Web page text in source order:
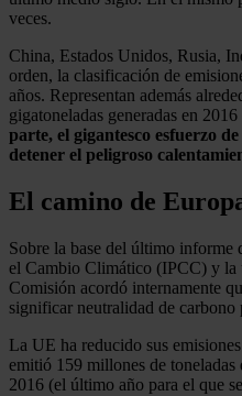
veces.
China, Estados Unidos, Rusia,
orden, la clasificación de
años. Representan además
gigatoneladas generadas en
parte, el gigantesco esfuerzo
detener el peligroso
El camino de
Sobre la base del último informe
el Cambio Climático (IPCC) y la
Comisión acordó internamente
significar neutralidad de carbono
La UE ha reducido sus
emitió 159 millones de
2016 (el último año para el que